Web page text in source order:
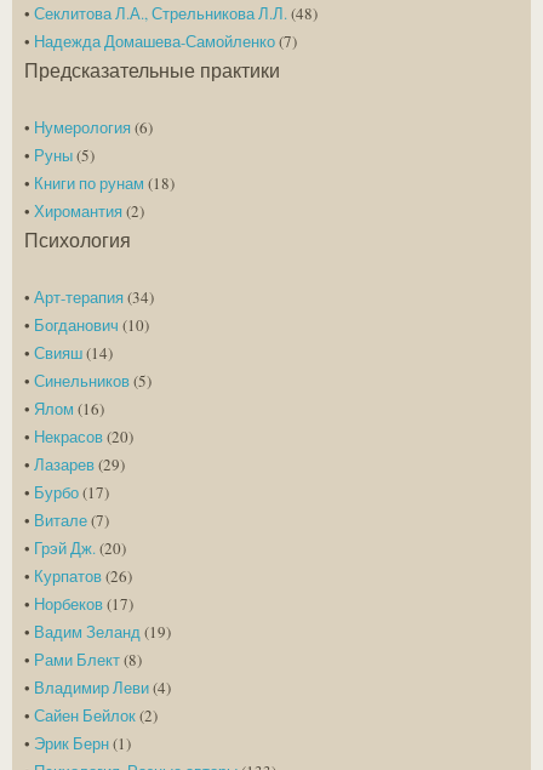
• Секлитова Л.А., Стрельникова Л.Л. (48)
• Надежда Домашева-Самойленко(7)
Предсказательные практики
• Нумерология(6)
• Руны(5)
• Книги по рунам (18)
• Хиромантия(2)
Психология
• Арт-терапия(34)
• Богданович (10)
• Свияш(14)
• Синельников(5)
• Ялом (16)
• Некрасов(20)
• Лазарев(29)
• Бурбо(17)
• Витале(7)
• Грэй Дж. (20)
• Курпатов(26)
• Норбеков(17)
• Вадим Зеланд (19)
• Рами Блект(8)
• Владимир Леви(4)
• Сайен Бейлок(2)
• Эрик Берн(1)